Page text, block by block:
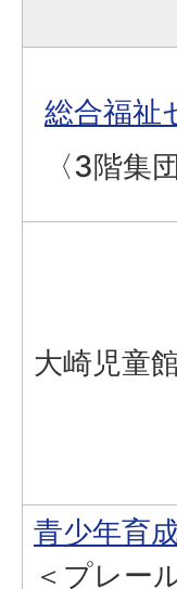
総合福祉
〈3階集
大崎児童
青少年育
＜プレー